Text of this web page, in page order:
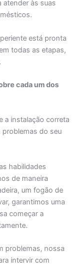
às suas
está pronta
todas as etapas,
cada um dos
a instalação correta
problemas do seu
habilidades
de maneira
um fogão de
garantimos uma
começar a
problemas, nossa
intervir com